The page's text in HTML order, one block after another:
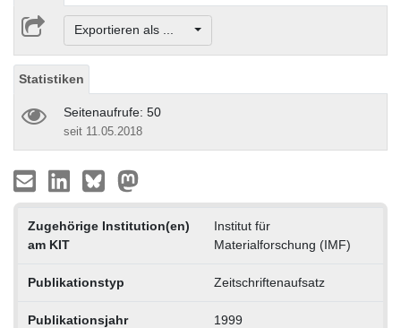
Exportieren als ...
Statistiken
Seitenaufrufe: 50
seit 11.05.2018
Zugehörige Institution(en)
am KIT
Institut für
Materialforschung (IMF)
Publikationstyp Zeitschriftenaufsatz
Publikationsjahr 1999